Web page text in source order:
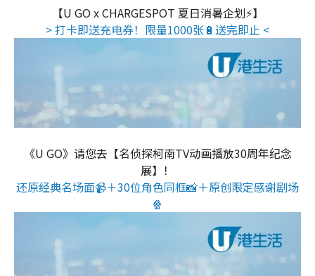
【U GO x CHARGESPOT 夏日消暑企划⚡】
> 打卡即送充电券！限量1000张🔋送完即止 <
《U GO》请您去【名侦探柯南TV动画播放30周年纪念
展】！
还原经典名场面📹＋30位角色同框📸＋原创限定感谢剧场
🍿